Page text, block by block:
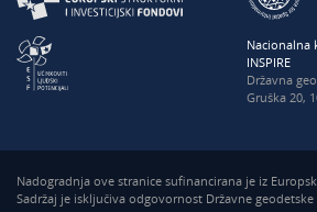
Nacionalna
INSPIRE
Državna
Gruška 20,
Nadogradnja ove stranice sufinancirana je iz
Sadržaj je isključiva odgovornost Državne geodetske